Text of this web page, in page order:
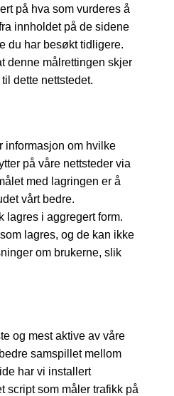
på hva som vurderes å
innholdet på de sidene
du har besøkt tidligere.
denne målrettingen skjer
dette nettstedet.
informasjon om hvilke
på våre nettsteder via
med lagringen er å
vårt bedre.
lagres i aggregert form.
lagres, og de kan ikke
om brukerne, slik
og mest aktive av våre
samspillet mellom
har vi installert
script som måler trafikk på